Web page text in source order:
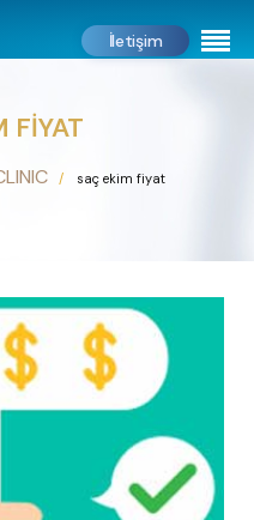
İletişim
FIYAT
saç ekim fiyat